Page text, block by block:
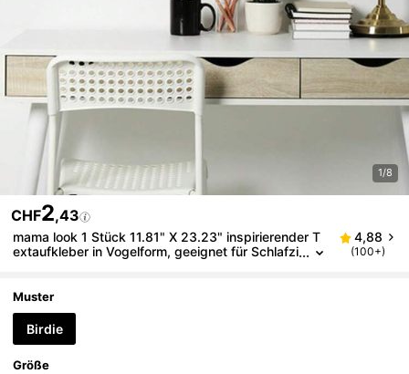
1/8
CHF2,43
mama look 1 Stück 11.81" X 23.23" inspirierender T
extaufkleber in Vogelform, geeignet für Schlafzi
eimdekoration, Frühlingsdekoration, verleiht Ihrem Z
uhause Vitalität, Feiertags-Dekoraufkleber, Geburtst
ags-/Abschlussgeschenk
4,88
(100+)
Muster
Birdie
Größe